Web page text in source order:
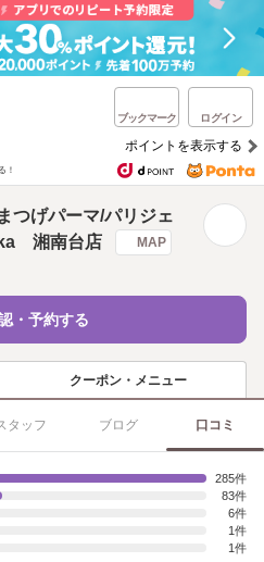
ブックマーク ログイン
ポイントを表示する
！
つげパーマ/パリジェ
湘南台店
MAP
・予約する
クーポン・メニュー
タッフ ブログ 口コミ
285
83
6
1
1